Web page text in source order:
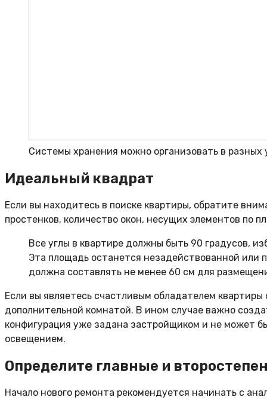
Системы хранения можно организовать в разных
Идеальный квадрат
Если вы находитесь в поиске квартиры, обратите
простенков, количество окон, несущих элементов по
Все углы в квартире должны быть 90 градусов,
Эта площадь останется незадействованной или
должна составлять не менее 60 см для
Если вы являетесь счастливым обладателем
дополнительной комнатой. В ином случае важно
конфигурация уже задана застройщиком и не может
освещением.
Определите главные и
Начало нового ремонта рекомендуется начинать с